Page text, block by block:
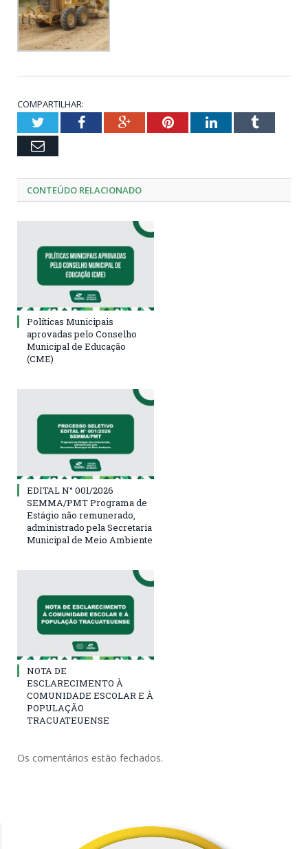
COMPARTILHAR:
TwitterFacebookGoogle+PinterestLinkedInTumblr
Email
CONTEÚDO RELACIONADO
Políticas Municipais
aprovadas pelo Conselho
Municipal de Educação
(CME)
EDITAL N° 001/2026
SEMMA/PMT Programa de
Estágio não remunerado,
administrado pela Secretaria
Municipal de Meio Ambiente
NOTA DE
ESCLARECIMENTO À
COMUNIDADE ESCOLAR E À
POPULAÇÃO
TRACUATEUENSE
Os comentários estão fechados.